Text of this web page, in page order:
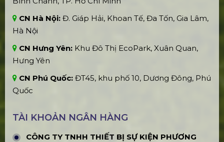
CN Hà Nội: Đ. Giáp Hải, Khoan Tế, Đa Tốn, Gia Lâm,
Hà Nội
CN Hưng Yên: Khu Đô Thị EcoPark, Xuân Quan,
Hưng Yên
CN Phú Quốc: ĐT45, khu phố 10, Dương Đông, Phú
Quốc
TÀI KHOẢN NGÂN HÀNG
CÔNG TY TNHH THIẾT BỊ SỰ KIỆN PHƯƠNG